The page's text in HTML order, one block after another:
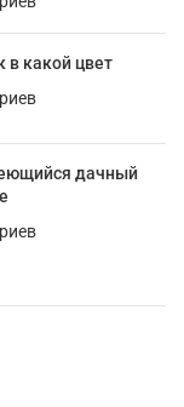
в какой цвет
дачный